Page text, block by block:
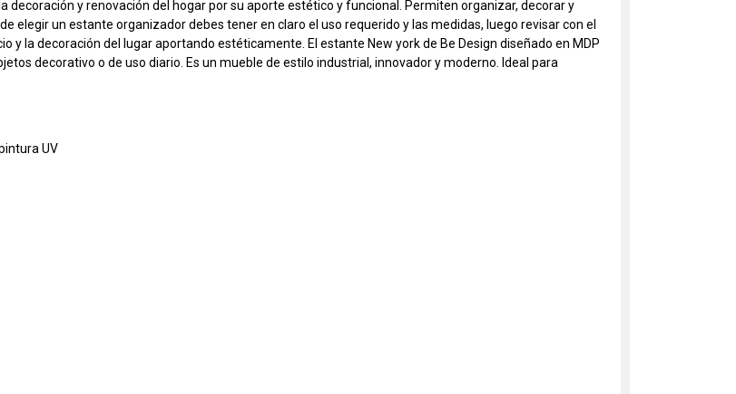
decoración y renovación del hogar por su aporte estético y funcional. Permiten organizar, decorar y
elegir un estante organizador debes tener en claro el uso requerido y las medidas, luego revisar con el
y la decoración del lugar aportando estéticamente. El estante New york de Be Design diseñado en MDP
decorativo o de uso diario. Es un mueble de estilo industrial, innovador y moderno. Ideal para
UV